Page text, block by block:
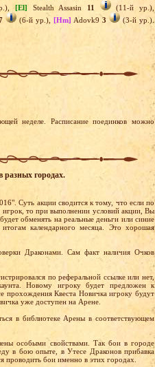
[El] Stealth Assasin 11
(11-й ур.),
(6-й ур.),[Hm] Adovk93
(3-й ур.).
неделе. Расписание поединков можно
городах.
Суть акции сводится к тому, что если по
то при выполнении условий акции, Вы
обменять на реальные деньги или синие
календарного месяца. Это хорошая
Драконами. Сам факт наличия Очков
по реферальной ссылке или нет,
Новому игроку будет предложен к
прохождения Квеста Новичка игроку будут
уже доступен на Арене.
в библиотеке Арены в соответствующем
особыми свойствами. Так бои в городе
в бою опыте, в Утесе Драконов прибавка
проводить бои именно в этих городах.